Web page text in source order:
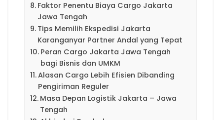
Faktor Penentu Biaya Cargo Jakarta
Jawa Tengah
Tips Memilih Ekspedisi Jakarta
Karanganyar Partner Andal yang Tepat
Peran Cargo Jakarta Jawa Tengah
bagi Bisnis dan UMKM
Alasan Cargo Lebih Efisien Dibanding
Pengiriman Reguler
Masa Depan Logistik Jakarta – Jawa
Tengah